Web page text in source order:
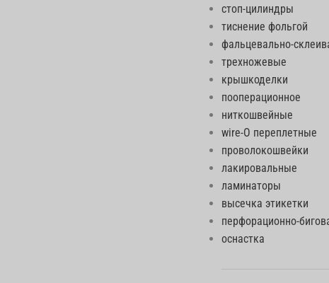
стоп-цилиндры
тиснение фольгой
фальцевально-
трехножевые
крышкоделки
пооперационное
ниткошвейные
wire-O переплетные
проволокошвейки
лакировальные
ламинаторы
высечка этикетки
перфорационно-
оснастка